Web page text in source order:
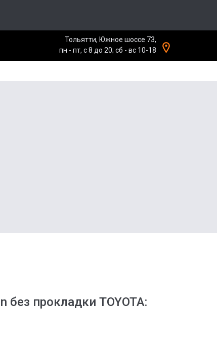
Тольятти, Южное шоссе 73,
пн - пт, с 8 до 20; сб - вс 10-18
прокладки TOYOTA: